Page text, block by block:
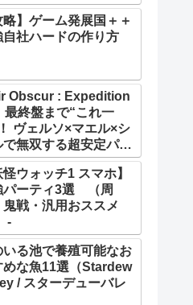
略】ゲーム発展国＋＋
自社ハードの作り方
Obscur : Expedition
終盤まで“これ一
ヴェルソ×マエル×シ
で無双する超安定パー
ー構築ガイド
怪ウォッチ1 スマホ】
パーティ3選 （周
鬼戦・汎用おススメ
-
いる池で養殖可能なお
めな魚11選（Stardew
/ スターデューバレ